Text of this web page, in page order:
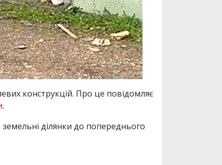
конструкцій. Про це повідомляє
.
ділянки до попереднього